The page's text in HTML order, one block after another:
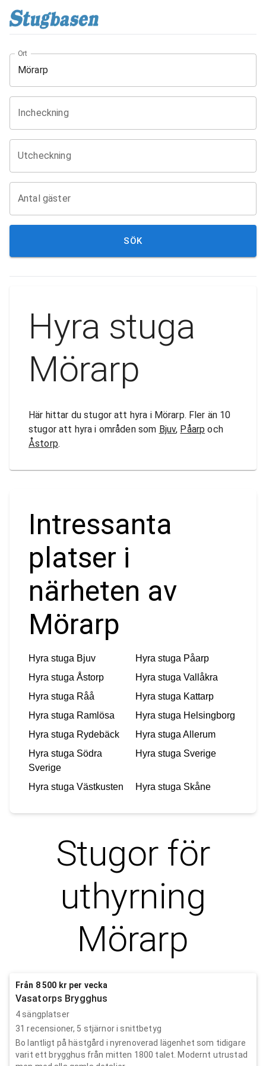
Ort
Incheckning
Utcheckning
Antal gäster
SÖK
Hyra stuga
Mörarp
Här hittar du stugor att hyra i Mörarp. Fler än 10
stugor att hyra i områden som Bjuv, Påarp och
Åstorp.
Intressanta
platser i
närheten av
Mörarp
Hyra stuga Bjuv Hyra stuga Påarp
Hyra stuga Åstorp Hyra stuga Vallåkra
Hyra stuga Råå Hyra stuga Kattarp
Hyra stuga Ramlösa Hyra stuga Helsingborg
Hyra stuga Rydebäck Hyra stuga Allerum
Hyra stuga Södra
Sverige
Hyra stuga Sverige
Hyra stuga Västkusten Hyra stuga Skåne
Stugor för
uthyrning
Mörarp
Från 8 500 kr per vecka
Vasatorps Brygghus
4 sängplatser
31 recensioner, 5 stjärnor i snittbetyg
Bo lantligt på hästgård i nyrenoverad lägenhet som tidigare
varit ett brygghus från mitten 1800 talet. Modernt utrustad